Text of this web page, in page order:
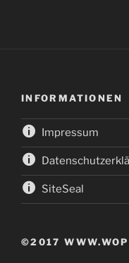
INFORMATIONEN
Impressum
SiteSeal
©2017